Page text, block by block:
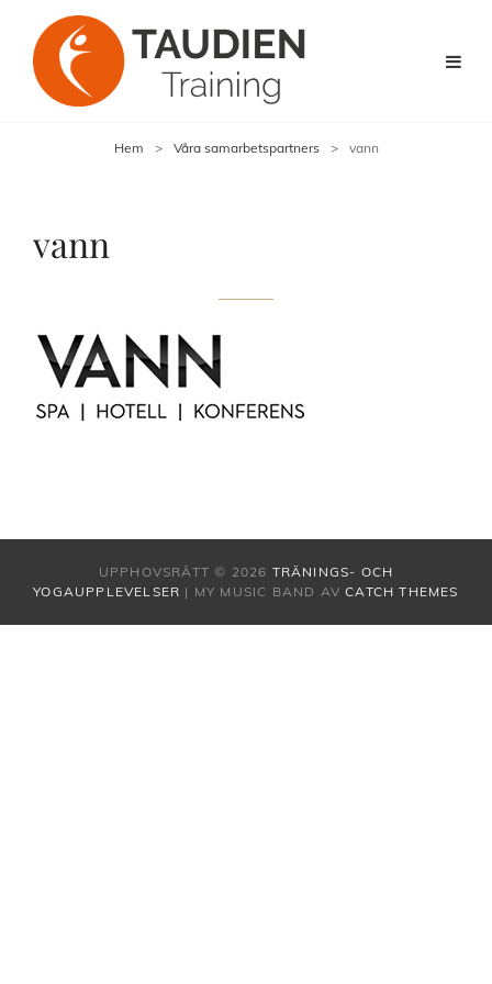
Hem > Våra samarbetspartners > vann
vann
UPPHOVSRÄTT © 2026 TRÄNINGS- OCH
YOGAUPPLEVELSER | MY MUSIC BAND AVCATCH THEMES